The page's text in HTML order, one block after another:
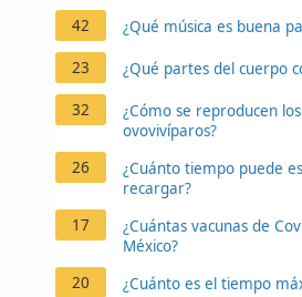
42
¿Qué música es buena
23 ¿Qué partes del cuerpo
32
¿Cómo se reproducen
ovovivíparos?
26
¿Cuánto tiempo puede
recargar?
17
¿Cuántas vacunas de
México?
20
¿Cuánto es el tiempo